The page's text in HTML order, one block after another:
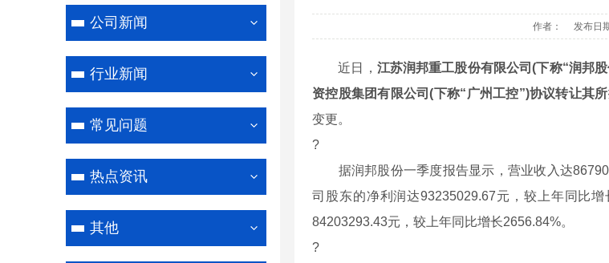
公司新闻
行业新闻
常见问题
热点资讯
其他
作者： 发布日
近日， 江苏润邦重工股份有限公司(下称“润邦
资控股集团有限公司(下称“广州工控”)协议转让其
变更。
?
据润邦股份一季度报告显示，营业收入达
司股东的净利润达93235029.67元，较上年同比
84203293.43元，较上年同比增长2656.84%。
?